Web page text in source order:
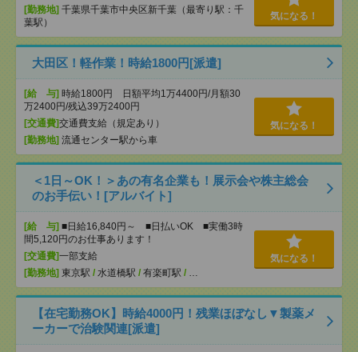
[勤務地] 千葉県千葉市中央区新千葉（最寄り駅：千
葉駅）
気になる！
大田区！軽作業！時給1800円[派遣]
[給 与] 時給1800円 日額平均1万4400円/月額30
万2400円/残込39万2400円
[交通費]交通費支給（規定あり）
[勤務地] 流通センター駅から車
気になる！
＜1日～OK！＞あの有名企業も！展示会や株主総会
のお手伝い！[アルバイト]
[給 与] ■日給16,840円～ ■日払いOK ■実働3時
間5,120円のお仕事あります！
[交通費]一部支給
[勤務地] 東京駅 / 水道橋駅 / 有楽町駅 /
気になる！
【在宅勤務OK】時給4000円！残業ほぼなし▼製薬メ
ーカーで治験関連[派遣]